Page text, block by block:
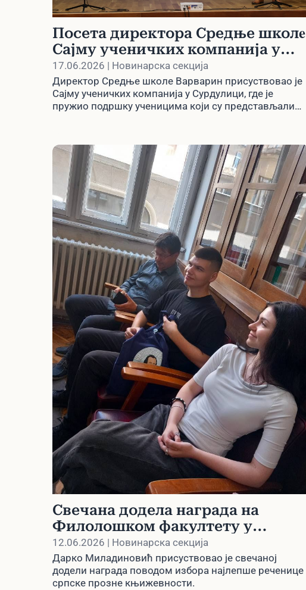
Посета директора Средње школe
Сајму ученичких компанија у
Сурдулици
17.06.2026 | Новинарска секција
Директор Средње школе Варварин присуствовао је
Сајму ученичких компанија у Сурдулици, где је
пружио подршку ученицима који су представљали
Свечана додела награда на
Филолошком факултету у
Београду
12.06.2026 | Новинарска секција
Дарко Миладиновић присуствовао је свечаној
додели награда поводом избора најлепше реченице
српске прозне књижевности.